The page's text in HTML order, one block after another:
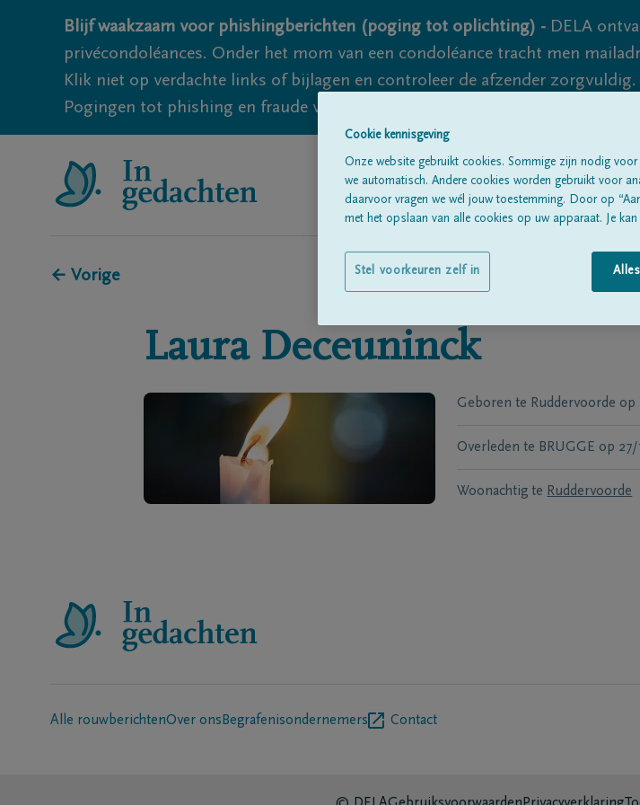
Blijf waakzaam voor phishingberichten (poging tot oplichting) - DELA
privécondoléances. Onder het mom van een condoléance tracht men
Klik niet op verdachte links of bijlagen en controleer de afzender
Pogingen tot phishing en fraude vallen echter nooit volledig uit te sluiten,
← Vorige
Laura Deceuninck
Geboren te Ruddervoorde op
Overleden te BRUGGE op 27/
Woonachtig te Ruddervoorde
Alle rouwberichtenOver ons Begrafenisondernemers Contact
Cookie kennisgeving
Onze website gebruikt cookies. Sommige zijn nodig
we automatisch. Andere cookies worden gebruikt voor
daarvoor vragen we wél jouw toestemming. Door op
met het opslaan van alle cookies op uw apparaat. Je
Stel voorkeuren zelf in